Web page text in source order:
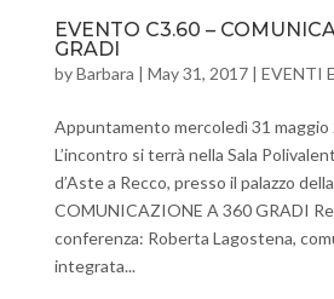
EVENTO C3.60 –
GRADI
byBarbara | May 31, 2017| EVENTI
Appuntamento mercoledì 31 maggio
L’incontro si terrà nella Sala
d’Aste a Recco, presso il palazzo
COMUNICAZIONE A 360 GRADI
conferenza: Roberta Lagostena,
integrata...